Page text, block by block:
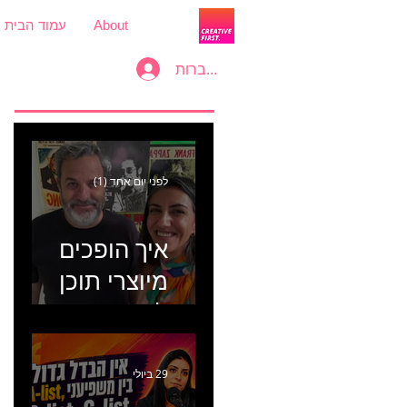
עמוד הבית About
להתחברות
איך הופכים
מיוצרי תוכן
למכונת
קמפיינים? פרק
446 עם יערה
לפני יום אחד (1)
29 ביולי